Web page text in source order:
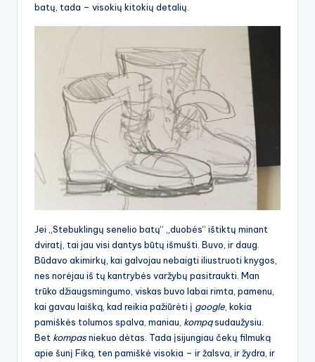
batų, tada – visokių kitokių detalių.
Jei „Stebuklingų senelio batų“ „duobės“ ištiktų minant
dviratį, tai jau visi dantys būtų išmušti. Buvo, ir daug.
Būdavo akimirkų, kai galvojau nebaigti iliustruoti knygos,
nes norėjau iš tų kantrybės varžybų pasitraukti. Man
trūko džiaugsmingumo, viskas buvo labai rimta, pamenu,
kai gavau laišką, kad reikia pažiūrėti į google, kokia
pamiškės tolumos spalva, maniau, kompąsudaužysiu.
Bet kompasniekuo dėtas. Tada įsijungiau čekų filmuką
apie šunį Fiką, ten pamiškė visokia – ir žalsva, ir žydra, ir